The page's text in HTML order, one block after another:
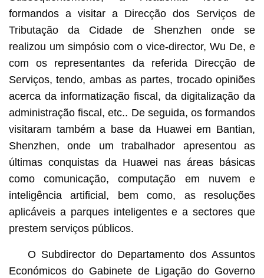
formandos a visitar a Direcção dos Serviços de
Tributação da Cidade de Shenzhen onde se
realizou um simpósio com o vice-director, Wu De, e
com os representantes da referida Direcção de
Serviços, tendo, ambas as partes, trocado opiniões
acerca da informatização fiscal, da digitalização da
administração fiscal, etc.. De seguida, os formandos
visitaram também a base da Huawei em Bantian,
Shenzhen, onde um trabalhador apresentou as
últimas conquistas da Huawei nas áreas básicas
como comunicação, computação em nuvem e
inteligência artificial, bem como, as resoluções
aplicáveis a parques inteligentes e a sectores que
prestem serviços públicos.
O Subdirector do Departamento dos Assuntos
Económicos do Gabinete de Ligação do Governo